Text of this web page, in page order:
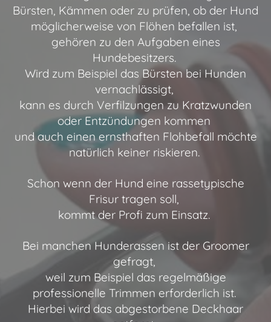
Bürsten, Kämmen oder zu prüfen, ob der Hund
möglicherweise von Flöhen befallen ist,
gehören zu den Aufgaben eines
Hundebesitzers.
Wird zum Beispiel das Bürsten bei Hunden
vernachlässigt,
kann es durch Verfilzungen zu Kratzwunden
oder Entzündungen kommen
und auch einen ernsthaften Flohbefall möchte
natürlich keiner riskieren.
Schon wenn der Hund eine rassetypische
Frisur tragen soll,
kommt der Profi zum Einsatz.
Bei manchen Hunderassen ist der Groomer
gefragt,
weil zum Beispiel das regelmäßige
professionelle Trimmen erforderlich ist.
Hierbei wird das abgestorbene Deckhaar